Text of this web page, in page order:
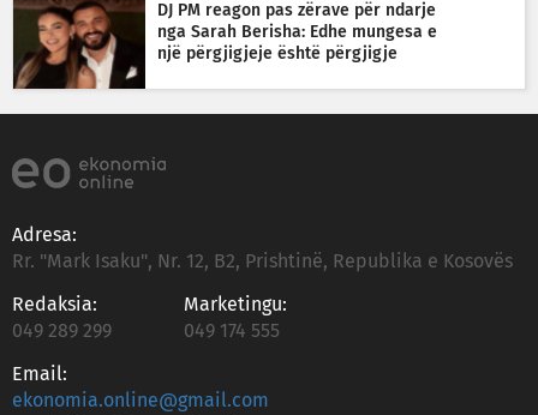
DJ PM reagon pas zërave për ndarje
nga Sarah Berisha: Edhe mungesa e
një përgjigjeje është përgjigje
Adresa:
Rr. "Mark Isaku", Nr. 12, B2, Prishtinë, Republika e Kosovës
Redaksia:
049 289 299
Marketingu:
049 174 555
Email:
ekonomia.online@gmail.com